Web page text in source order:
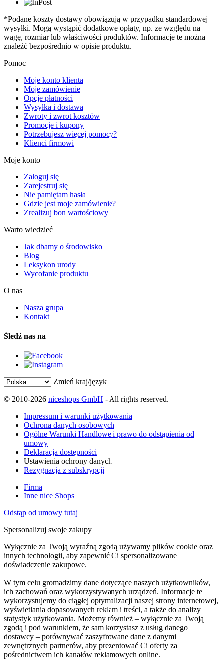
*Podane koszty dostawy obowiązują w przypadku standardowej
wysyłki. Mogą wystąpić dodatkowe opłaty, np. ze względu na
wagę, rozmiar lub właściwości produktów. Informacje te można
znaleźć bezpośrednio w opisie produktu.
Pomoc
Moje konto klienta
Moje zamówienie
Opcje płatności
Wysyłka i dostawa
Zwroty i zwrot kosztów
Promocje i kupony
Potrzebujesz więcej pomocy?
Klienci firmowi
Moje konto
Zaloguj się
Zarejestruj się
Nie pamiętam hasła
Gdzie jest moje zamówienie?
Zrealizuj bon wartościowy
Warto wiedzieć
Jak dbamy o środowisko
Blog
Leksykon urody
Wycofanie produktu
O nas
Nasza grupa
Kontakt
Śledź nas na
Zmień kraj/język
© 2010-2026 niceshops GmbH - All rights reserved.
Impressum i warunki użytkowania
Ochrona danych osobowych
Ogólne Warunki Handlowe i prawo do odstąpienia od
umowy
Deklaracja dostępności
Ustawienia ochrony danych
Rezygnacja z subskrypcji
Firma
Inne nice Shops
Odstąp od umowy tutaj
Spersonalizuj swoje zakupy
Wyłącznie za Twoją wyraźną zgodą używamy plików cookie oraz
innych technologii, aby zapewnić Ci spersonalizowane
doświadczenie zakupowe.
W tym celu gromadzimy dane dotyczące naszych użytkowników,
ich zachowań oraz wykorzystywanych urządzeń. Informacje te
wykorzystujemy do ciągłej optymalizacji naszej strony internetowej,
wyświetlania dopasowanych reklam i treści, a także do analizy
statystyk użytkowania. Możemy również – wyłącznie za Twoją
zgodą i pod warunkiem, że sam korzystasz z usług danego
dostawcy – porównywać zaszyfrowane dane z danymi
zewnętrznych partnerów, aby prezentować Ci oferty za
pośrednictwem ich kanałów reklamowych online.